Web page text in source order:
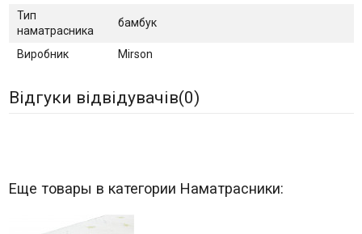
Тип
наматрасника
бамбук
Виробник Mirson
Відгуки відвідувачів(0)
Еще товары в категории Наматрасники: